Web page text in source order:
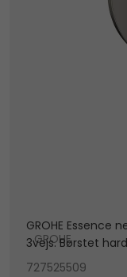
GROHE Essence
3vejs. Børstet
GROHE
727525509